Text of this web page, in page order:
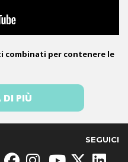
combinati per contenere le
DI PIÙ
SEGUICI